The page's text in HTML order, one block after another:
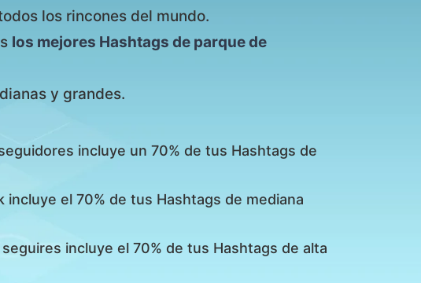
los rincones del mundo.
los mejores Hashtags de parque de
y grandes.
incluye un 70% de tus Hashtags de
el 70% de tus Hashtags de mediana
incluye el 70% de tus Hashtags de alta